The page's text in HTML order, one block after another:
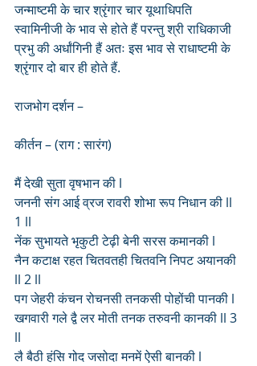
जन्माष्टमी के चार श्रृंगार चार यूथाधिपति
स्वामिनीजी के भाव से होते हैं परन्तु श्री राधिकाजी
प्रभु की अर्धांगिनी हैं अतः इस भाव से राधाष्टमी के
श्रृंगार दो बार ही होते हैं.
राजभोग दर्शन –
कीर्तन – (राग : सारंग)
मैं देखी सुता वृषभान की l
जननी संग आई व्रज रावरी शोभा रूप निधान की ll
1 ll
नेंक सुभायते भृकुटी टेढ़ी बेनी सरस कमानकी l
नैन कटाक्ष रहत चितवतही चितवनि निपट अयानकी
ll 2 ll
पग जेहरी कंचन रोचनसी तनकसी पोहोंची पानकी l
खगवारी गले द्वै लर मोती तनक तरुवनी कानकी ll 3
ll
लै बैठी हंसि गोद जसोदा मनमें ऐसी बानकी l